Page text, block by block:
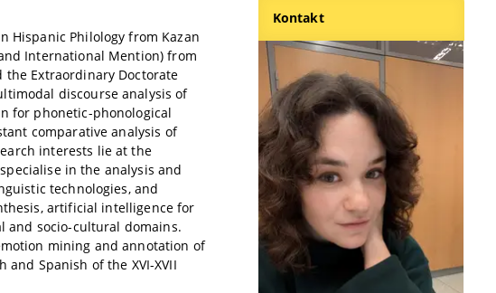
Hispanic Philology from Kazan
International Mention) from
the Extraordinary Doctorate
discourse analysis of
for phonetic-phonological
comparative analysis of
interests lie at the
in the analysis and
technologies, and
artificial intelligence for
and socio-cultural domains.
mining and annotation of
Spanish of the XVI-XVII
Kontakt